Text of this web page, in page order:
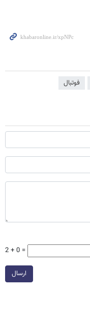
فوتبال
2 + 0 =
ارسال